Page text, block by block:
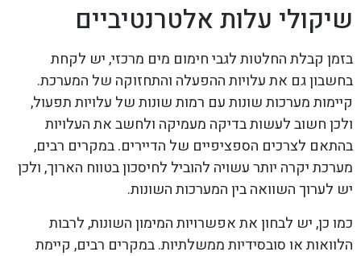
שיקולי עלות אלטרנטיביים
בזמן קבלת החלטות לגבי חימום מים מרכזי, יש לקחת
בחשבון גם את עלויות ההפעלה והתחזוקה של המערכת.
קיימות מערכות שונות עם רמות שונות של עלויות תפעול,
ולכן חשוב לעשות בדיקה מעמיקה ולחשב את העלויות
בהתאם לצרכים הספציפיים של הדיירים. במקרים רבים,
מערכת יקרה יותר עשויה להוביל לחיסכון בטווח הארוך, ולכן
יש לערוך השוואה בין המערכות השונות.
כמו כן, יש לבחון את אפשרויות המימון השונות, לרבות
הלוואות או סובסידיות ממשלתיות. במקרים רבים, קיימת